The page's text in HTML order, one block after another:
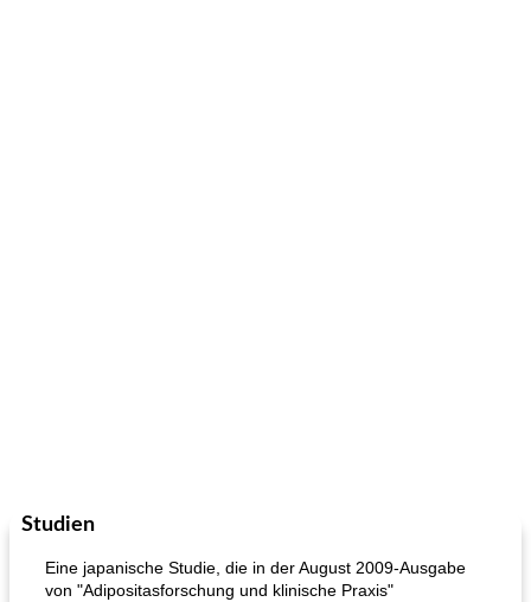
Studien
Eine japanische Studie, die in der August 2009-Ausgabe
von "Adipositasforschung und klinische Praxis"